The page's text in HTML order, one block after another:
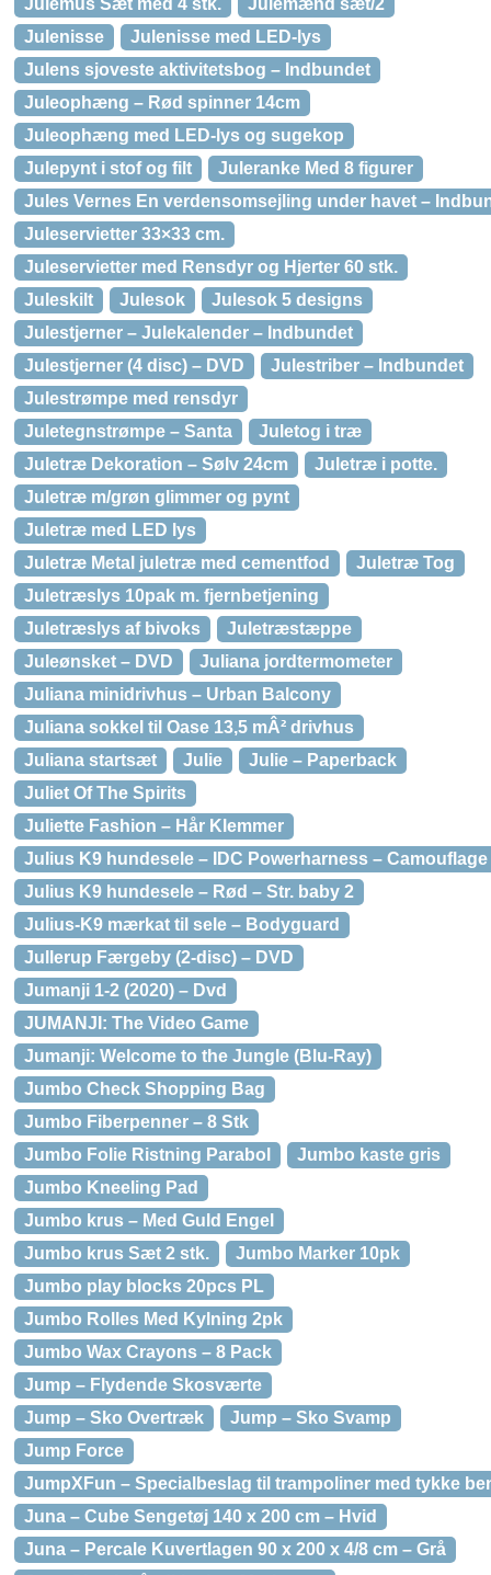
Julemus Sæt med 4 stk.
Julemænd sæt/2
Julenisse
Julenisse med LED-lys
Julens sjoveste aktivitetsbog – Indbundet
Juleophæng – Rød spinner 14cm
Juleophæng med LED-lys og sugekop
Julepynt i stof og filt
Juleranke Med 8 figurer
Jules Vernes En verdensomsejling under havet –
Juleservietter 33×33 cm.
Juleservietter med Rensdyr og Hjerter 60 stk.
Juleskilt
Julesok
Julesok 5 designs
Julestjerner – Julekalender – Indbundet
Julestjerner (4 disc) – DVD
Julestriber – Indbundet
Julestrømpe med rensdyr
Juletegnstrømpe – Santa
Juletog i træ
Juletræ Dekoration – Sølv 24cm
Juletræ i potte.
Juletræ m/grøn glimmer og pynt
Juletræ med LED lys
Juletræ Metal juletræ med cementfod
Juletræ Tog
Juletræslys 10pak m. fjernbetjening
Juletræslys af bivoks
Juletræstæppe
Juleønsket – DVD
Juliana jordtermometer
Juliana minidrivhus – Urban Balcony
Juliana sokkel til Oase 13,5 mÂ² drivhus
Juliana startsæt
Julie
Julie – Paperback
Juliet Of The Spirits
Juliette Fashion – Hår Klemmer
Julius K9 hundesele – IDC Powerharness – Camouflage
Julius K9 hundesele – Rød – Str. baby 2
Julius-K9 mærkat til sele – Bodyguard
Jullerup Færgeby (2-disc) – DVD
Jumanji 1-2 (2020) – Dvd
JUMANJI: The Video Game
Jumanji: Welcome to the Jungle (Blu-Ray)
Jumbo Check Shopping Bag
Jumbo Fiberpenner – 8 Stk
Jumbo Folie Ristning Parabol
Jumbo kaste gris
Jumbo Kneeling Pad
Jumbo krus – Med Guld Engel
Jumbo krus Sæt 2 stk.
Jumbo Marker 10pk
Jumbo play blocks 20pcs PL
Jumbo Rolles Med Kylning 2pk
Jumbo Wax Crayons – 8 Pack
Jump – Flydende Skosværte
Jump – Sko Overtræk
Jump – Sko Svamp
Jump Force
JumpXFun – Specialbeslag til trampoliner med tykke
Juna – Cube Sengetøj 140 x 200 cm – Hvid
Juna – Percale Kuvertlagen 90 x 200 x 4/8 cm – Grå